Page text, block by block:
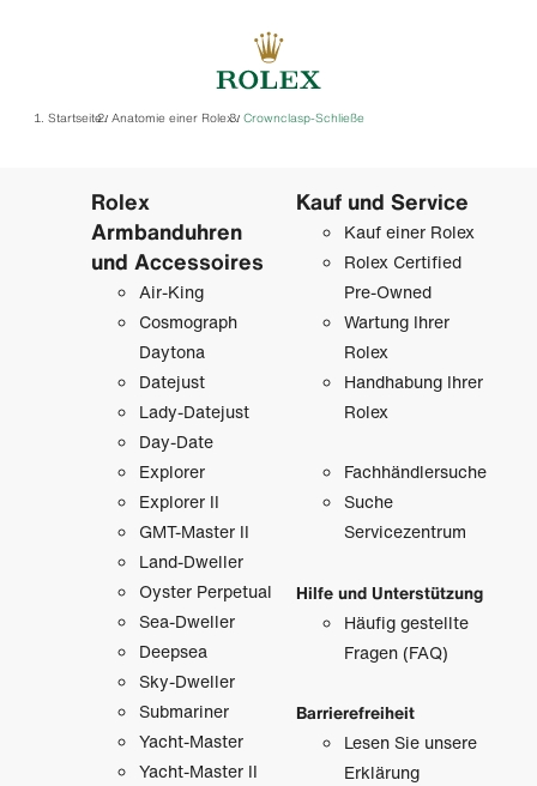
Startseite/ Anatomie einer Rolex/ Crownclasp-Schließe
Rolex
Armbanduhren
und Accessoires
Air-King
Cosmograph
Daytona
Datejust
Lady-Datejust
Day-Date
Explorer
Explorer II
GMT-Master II
Land-Dweller
Oyster Perpetual
Sea-Dweller
Deepsea
Sky-Dweller
Submariner
Yacht-Master
Yacht-Master II
Kauf und Service
Kauf einer Rolex
Rolex Certified
Pre-Owned
Wartung Ihrer
Rolex
Handhabung Ihrer
Rolex
Fachhändlersuche
Suche
Servicezentrum
Hilfe und Unterstützung
Häufig gestellte
Fragen (FAQ)
Barrierefreiheit
Lesen Sie unsere
Erklärung